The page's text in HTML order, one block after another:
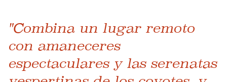
"Combina un lugar remoto
con amaneceres
espectaculares y las serenatas